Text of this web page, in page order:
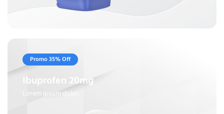
Promo 35% Off
Ibuprofen 20mg
Lorem ipsum dolor.